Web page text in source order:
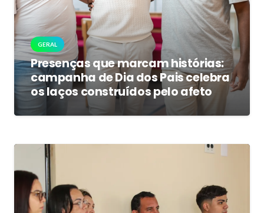
GERAL
Presenças que marcam histórias:
campanha de Dia dos Pais celebra
os laços construídos pelo afeto